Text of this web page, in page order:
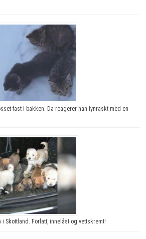
fast i bakken. Da reagerer han lynraskt med en
Skottland. Forlatt, innelåst og vettskremt!